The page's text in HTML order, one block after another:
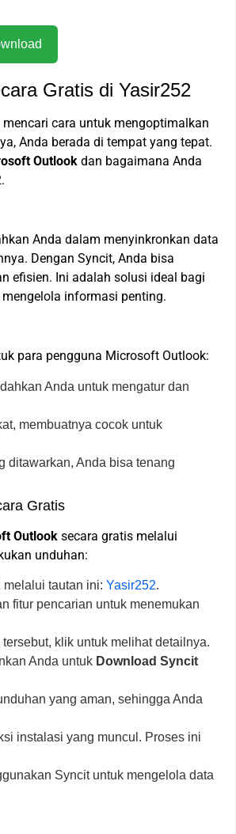
Download
Gratis di Yasir252
cara untuk mengoptimalkan
Anda berada di tempat yang tepat.
Outlook dan bagaimana Anda
Anda dalam menyinkronkan data
Dengan Syncit, Anda bisa
efisien. Ini adalah solusi ideal bagi
informasi penting.
para pengguna Microsoft Outlook:
Anda untuk mengatur dan
membuatnya cocok untuk
ditawarkan, Anda bisa tenang
Gratis
Outlook secara gratis melalui
unduhan:
melalui tautan ini: Yasir252.
fitur pencarian untuk menemukan
klik untuk melihat detailnya.
Anda untuk Download Syncit
yang aman, sehingga Anda
instalasi yang muncul. Proses ini
Syncit untuk mengelola data